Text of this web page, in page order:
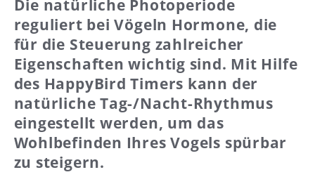
Die natürliche Photoperiode
reguliert bei Vögeln Hormone, die
für die Steuerung zahlreicher
Eigenschaften wichtig sind. Mit Hilfe
des HappyBird Timers kann der
natürliche Tag-/Nacht-Rhythmus
eingestellt werden, um das
Wohlbefinden Ihres Vogels spürbar
zu steigern.